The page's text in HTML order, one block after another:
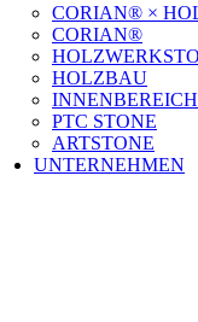
CORIAN® ×
CORIAN®
HOLZBAU
INNENBEREICH
PTC STONE
ARTSTONE
UNTERNEHMEN